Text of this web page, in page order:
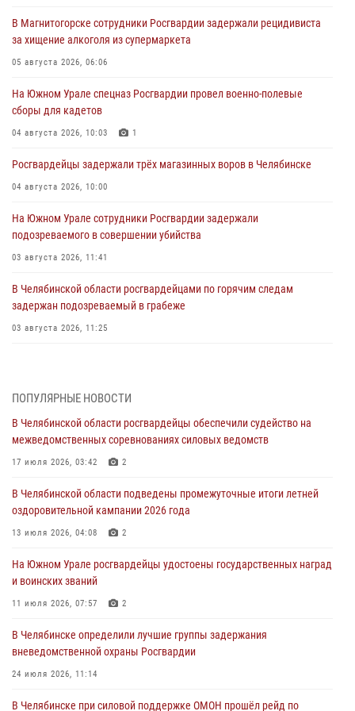
В Магнитогорске сотрудники Росгвардии задержали рецидивиста
за хищение алкоголя из супермаркета
05 августа 2026, 06:06
На Южном Урале спецназ Росгвардии провел военно-полевые
сборы для кадетов
04 августа 2026, 10:03 1
Росгвардейцы задержали трёх магазинных воров в Челябинске
04 августа 2026, 10:00
На Южном Урале сотрудники Росгвардии задержали
подозреваемого в совершении убийства
03 августа 2026, 11:41
В Челябинской области росгвардейцами по горячим следам
задержан подозреваемый в грабеже
03 августа 2026, 11:25
03 августа 2026, 09:22 1
Авиация Росгвардии совершила более 250 санитарных вылетов в
Донецкой Народной Республике
31 июля 2026, 11:33
Росгвардия обеспечивает безопасность граждан на южном
направлении
31 июля 2026, 11:32
В Уральском округе Росгвардии состоялось заседание
оперативного штаба
30 июля 2026, 10:53
ПОПУЛЯРНЫЕ НОВОСТИ
В Челябинской области росгвардейцы обеспечили судейство на
межведомственных соревнованиях силовых ведомств
17 июля 2026, 03:42 2
В Челябинской области подведены промежуточные итоги летней
оздоровительной кампании 2026 года
13 июля 2026, 04:08 2
На Южном Урале росгвардейцы удостоены государственных наград
и воинских званий
11 июля 2026, 07:57 2
В Челябинске определили лучшие группы задержания
вневедомственной охраны Росгвардии
24 июля 2026, 11:14
В Челябинске при силовой поддержке ОМОН прошёл рейд по